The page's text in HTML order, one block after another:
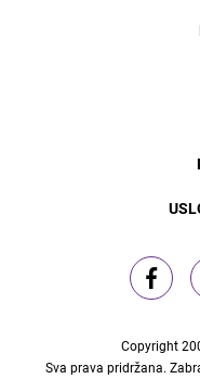
Copyright
Sva prava pridržana.